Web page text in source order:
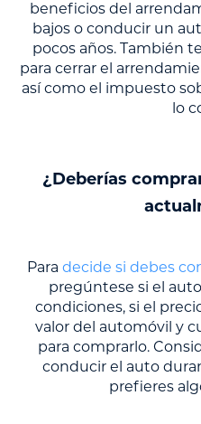
beneficios del
bajos o conducir un
pocos años. También
para cerrar el
así como el impuesto
lo
¿Deberías
Para decide si debes
pregúntese si el
condiciones, si el
valor del automóvil y
para comprarlo.
conducir el auto
prefieres